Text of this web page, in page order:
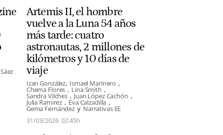
Artemis II, el hombre
vuelve a la Luna 54 años
más tarde: cuatro
astronautas, 2 millones de
kilómetros y 10 días de
viaje
Izan González Ismael Marinero
Chema Flores Lina Smith
Sandra Vilches Juan López Cachón
Julia Ramirez Eva Calzadilla
Gema Fernández
Narrativas EE
31/03/2026 02:45h